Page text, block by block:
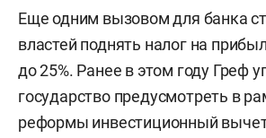
Еще одним вызовом для банка
властей поднять налог на
до 25%. Ранее в этом году Греф
государство предусмотреть в
реформы инвестиционный